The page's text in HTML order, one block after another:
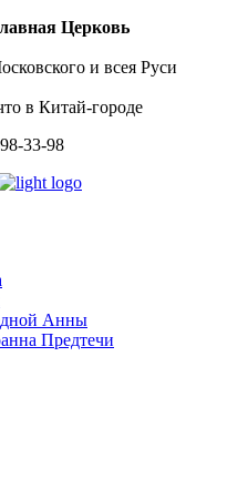
Церковь
и всея Руси
в Китай-городе
33-98
Анны
Предтечи